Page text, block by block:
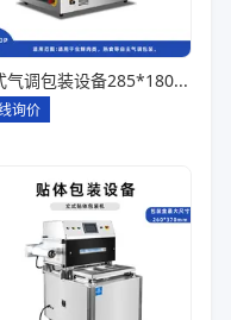
立式气调包装设备285*180*80一出一
询价